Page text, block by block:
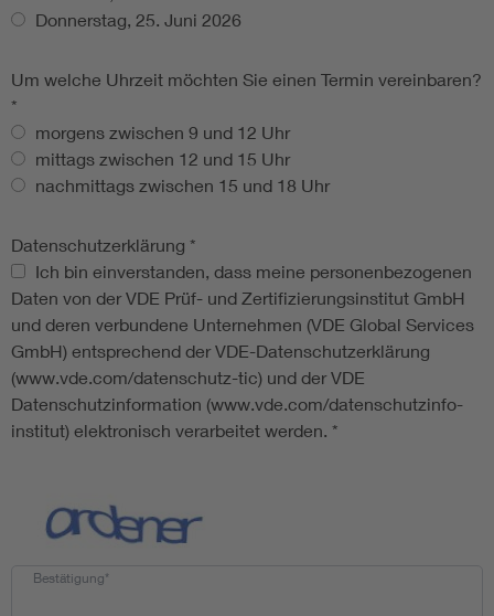
Donnerstag, 25. Juni 2026
Um welche Uhrzeit möchten Sie einen Termin vereinbaren?
*
morgens zwischen 9 und 12 Uhr
mittags zwischen 12 und 15 Uhr
nachmittags zwischen 15 und 18 Uhr
Datenschutzerklärung *
Datenschutzerklärung
Ich bin einverstanden, dass meine personenbezogenen
Daten von der VDE Prüf- und Zertifizierungsinstitut GmbH
und deren verbundene Unternehmen (VDE Global Services
GmbH) entsprechend der VDE-Datenschutzerklärung
(www.vde.com/datenschutz-tic) und der VDE
Datenschutzinformation (www.vde.com/datenschutzinfo-
institut) elektronisch verarbeitet werden. *
Bestätigung*